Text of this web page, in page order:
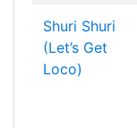
Shuri Shuri
(Let’s Get
Loco)